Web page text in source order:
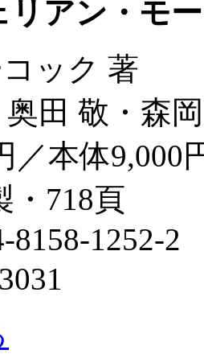
リアン・モ
ック 著
田 敬・森
／本体9,000
・718頁
8158-1252-2